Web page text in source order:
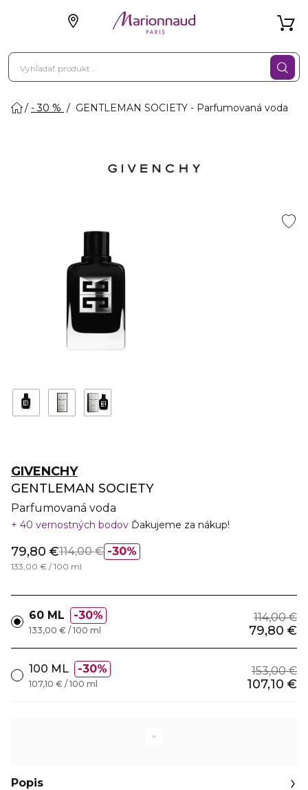
- 30 % GENTLEMAN SOCIETY - Parfumovaná voda
GIVENCHY
GENTLEMAN SOCIETY
Parfumovaná voda
40 vernostných bodov Ďakujeme za nákup!
30%
79,80 €114,00 €
133,00 € / 100 ml
60 ML 30% 114,00 €
79,80 €
133,00 € / 100 ml
100 ML 30% 153,00 €
107,10 €
107,10 € / 100 ml
Popis